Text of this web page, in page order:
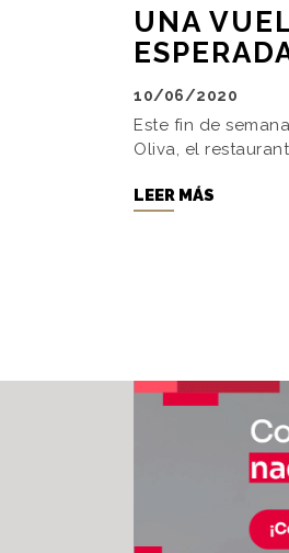
UNA
10/06/2020
Este fin de
Oliva, el
LEER MÁS